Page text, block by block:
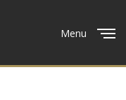
Menu